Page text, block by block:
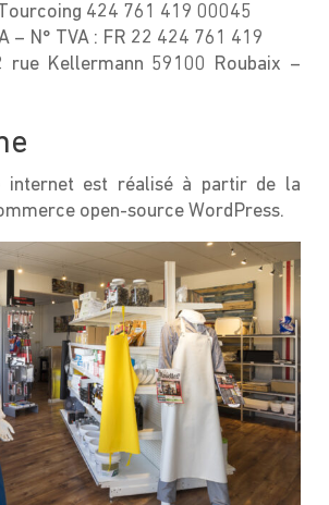
424 761 419 00045
– N° TVA : FR 22 424 761 419
rue Kellermann 59100 Roubaix –
internet est réalisé à partir de la
open-source WordPress.